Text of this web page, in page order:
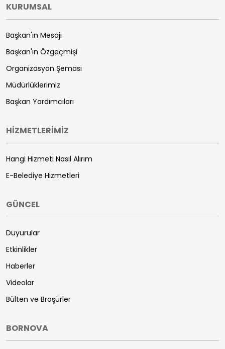
KURUMSAL
Başkan'ın Mesajı
Başkan'ın Özgeçmişi
Organizasyon Şeması
Müdürlüklerimiz
Başkan Yardımcıları
HİZMETLERİMİZ
Hangi Hizmeti Nasıl Alırım
E-Belediye Hizmetleri
GÜNCEL
Duyurular
Etkinlikler
Haberler
Videolar
Bülten ve Broşürler
BORNOVA